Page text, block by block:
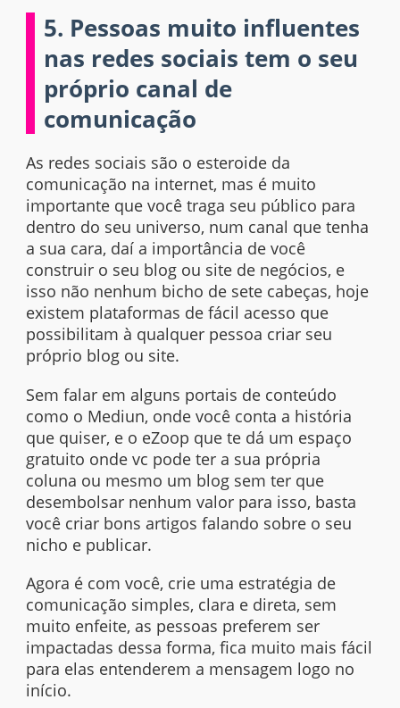
5. Pessoas muito influentes
nas redes sociais tem o seu
próprio canal de
comunicação
As redes sociais são o esteroide da
comunicação na internet, mas é muito
importante que você traga seu público para
dentro do seu universo, num canal que tenha
a sua cara, daí a importância de você
construir o seu blog ou site de negócios, e
isso não nenhum bicho de sete cabeças, hoje
existem plataformas de fácil acesso que
possibilitam à qualquer pessoa criar seu
próprio blog ou site.
Sem falar em alguns portais de conteúdo
como o Mediun, onde você conta a história
que quiser, e o eZoop que te dá um espaço
gratuito onde vc pode ter a sua própria
coluna ou mesmo um blog sem ter que
desembolsar nenhum valor para isso, basta
você criar bons artigos falando sobre o seu
nicho e publicar.
Agora é com você, crie uma estratégia de
comunicação simples, clara e direta, sem
muito enfeite, as pessoas preferem ser
impactadas dessa forma, fica muito mais fácil
para elas entenderem a mensagem logo no
início.